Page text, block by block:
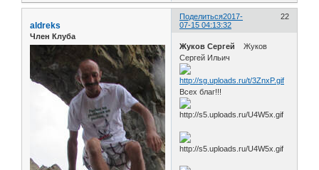
Поделиться 22
2017-
07-15 04:13:32
aldreks
Член Клуба
Жуков Сергей Жуков
Сергей Ильич
Всех благ!!!